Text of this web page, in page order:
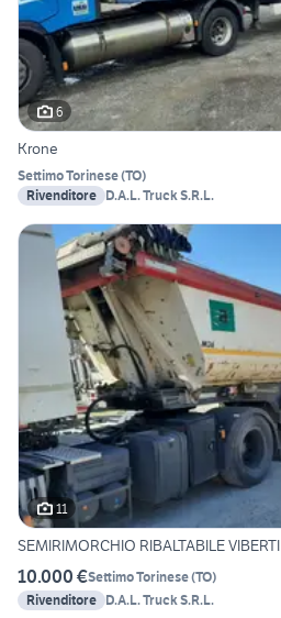
6
Krone
Settimo Torinese(TO)
Rivenditore D.A.L. Truck S.R.L.
11
SEMIRIMORCHIO RIBALTABILE VIBERTI
10.000 €Settimo Torinese(TO)
Rivenditore D.A.L. Truck S.R.L.